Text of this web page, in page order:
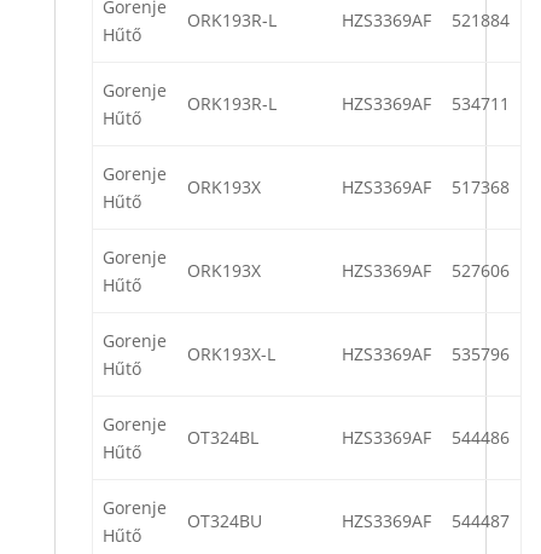
Gorenje
Hűtő
ORK193R-L HZS3369AF 521884
Gorenje
Hűtő
ORK193R-L HZS3369AF 534711
Gorenje
Hűtő
ORK193X HZS3369AF 517368
Gorenje
Hűtő
ORK193X HZS3369AF 527606
Gorenje
Hűtő
ORK193X-L HZS3369AF 535796
Gorenje
Hűtő
OT324BL HZS3369AF 544486
Gorenje
Hűtő
OT324BU HZS3369AF 544487